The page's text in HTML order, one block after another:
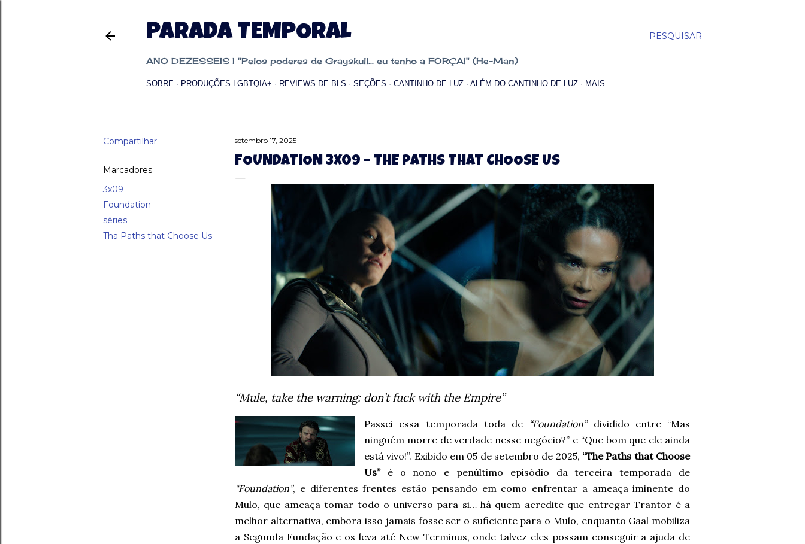
PESQUISAR
PARADA TEMPORAL
ANO DEZESSEIS | "Pelos poderes de Grayskull... eu tenho a FORÇA!" (He-Man)
SOBRE PRODUÇÕES LGBTQIA+ REVIEWS DE BLS SEÇÕES CANTINHO DE LUZ ALÉM DO CANTINHO DE LUZ MAIS…
Compartilhar
Marcadores
3x09
Foundation
séries
Tha Paths that Choose Us
setembro 17, 2025
FOUNDATION 3X09 – THE PATHS THAT CHOOSE US
“Mule, take the warning: don’t fuck with the Empire”
Passei essa temporada toda de “Foundation”dividido entre “Mas
ninguém morre de verdade nesse negócio?” e “Que bom que ele ainda
está vivo!”. Exibido em 05 de setembro de 2025, “The Paths that Choose
Us”é o nono e penúltimo episódio da terceira temporada de
“Foundation”, e diferentes frentes estão pensando em como enfrentar a ameaça iminente do
Mulo, que ameaça tomar todo o universo para si… há quem acredite que entregar Trantor é a
melhor alternativa, embora isso jamais fosse ser o suficiente para o Mulo, enquanto Gaal mobiliza
a Segunda Fundação e os leva até New Terminus, onde talvez eles possam conseguir a ajuda de